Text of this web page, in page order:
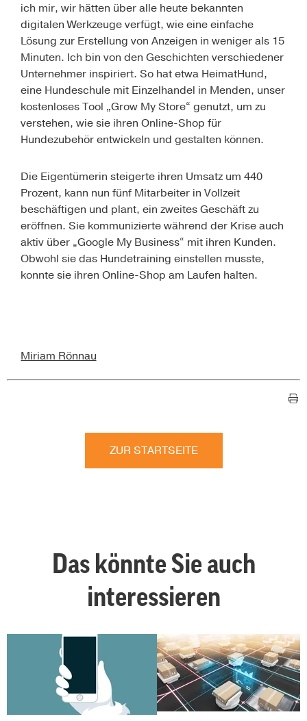
ich mir, wir hätten über alle heute bekannten
digitalen Werkzeuge verfügt, wie eine einfache
Lösung zur Erstellung von Anzeigen in weniger als 15
Minuten. Ich bin von den Geschichten verschiedener
Unternehmer inspiriert. So hat etwa HeimatHund,
eine Hundeschule mit Einzelhandel in Menden, unser
kostenloses Tool „Grow My Store“ genutzt, um zu
verstehen, wie sie ihren Online-Shop für
Hundezubehör entwickeln und gestalten können.
Die Eigentümerin steigerte ihren Umsatz um 440
Prozent, kann nun fünf Mitarbeiter in Vollzeit
beschäftigen und plant, ein zweites Geschäft zu
eröffnen. Sie kommunizierte während der Krise auch
aktiv über „Google My Business“ mit ihren Kunden.
Obwohl sie das Hundetraining einstellen musste,
konnte sie ihren Online-Shop am Laufen halten.
Miriam Rönnau
ZUR STARTSEITE
Das könnte Sie auch
interessieren